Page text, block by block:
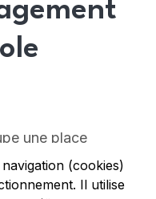
une place
domaines de(cookies)
Il utilise